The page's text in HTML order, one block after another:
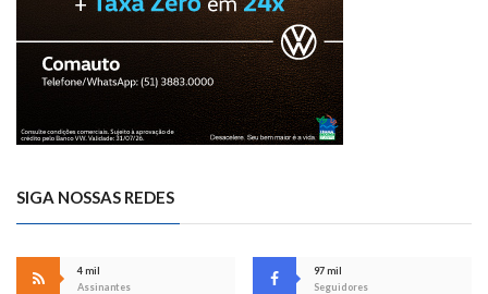
SIGA NOSSAS REDES
4 mil
Assinantes
97 mil
Seguidores